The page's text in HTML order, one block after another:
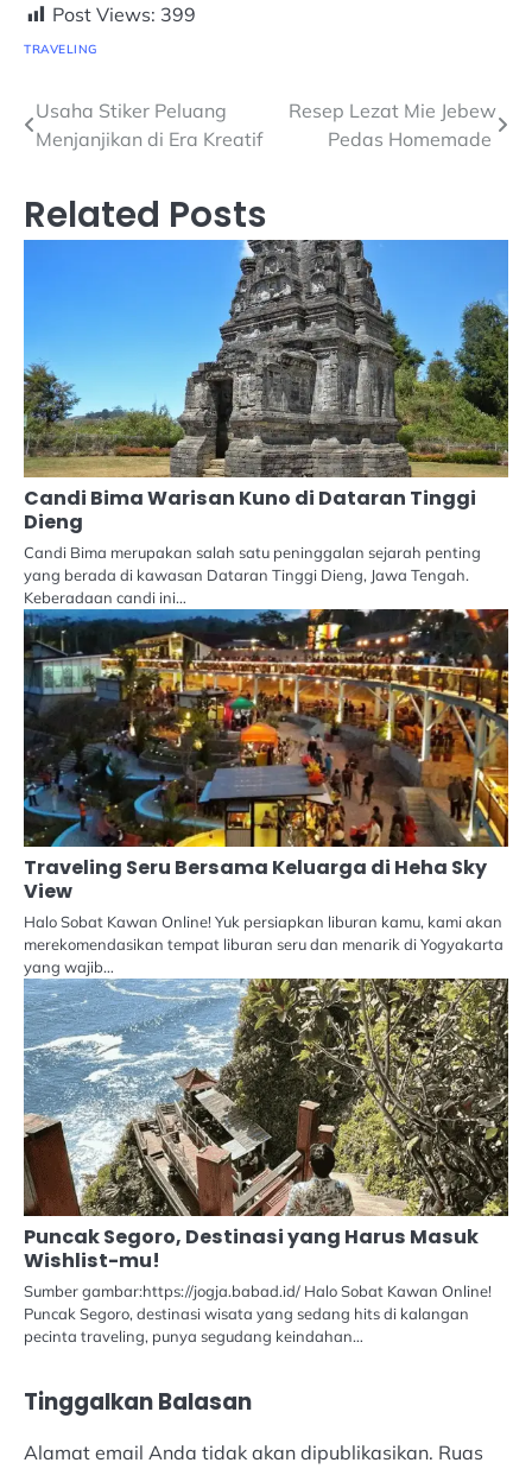
Post Views: 399
TRAVELING
Navigasi
pos
Usaha Stiker Peluang
Menjanjikan di Era Kreatif
Resep Lezat Mie Jebew
Pedas Homemade
Related Posts
Candi Bima Warisan Kuno di Dataran Tinggi
Dieng
Candi Bima merupakan salah satu peninggalan sejarah penting
yang berada di kawasan Dataran Tinggi Dieng, Jawa Tengah.
Keberadaan candi ini…
Traveling Seru Bersama Keluarga di Heha Sky
View
Halo Sobat Kawan Online! Yuk persiapkan liburan kamu, kami akan
merekomendasikan tempat liburan seru dan menarik di Yogyakarta
yang wajib…
Puncak Segoro, Destinasi yang Harus Masuk
Wishlist-mu!
Sumber gambar:https://jogja.babad.id/ Halo Sobat Kawan Online!
Puncak Segoro, destinasi wisata yang sedang hits di kalangan
pecinta traveling, punya segudang keindahan…
Tinggalkan Balasan
Alamat email Anda tidak akan dipublikasikan. Ruas